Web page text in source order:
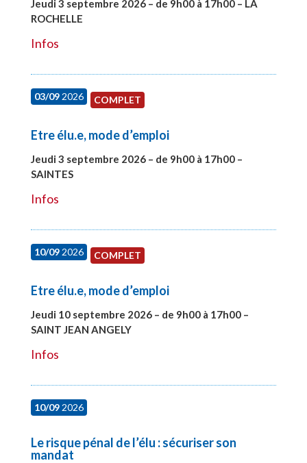
Jeudi 3 septembre 2026 – de 9h00 à 17h00 – LA
ROCHELLE
Infos
03/092026 COMPLET
Etre élu.e, mode d’emploi
Jeudi 3 septembre 2026 – de 9h00 à 17h00 –
SAINTES
Infos
10/092026 COMPLET
Etre élu.e, mode d’emploi
Jeudi 10 septembre 2026 – de 9h00 à 17h00 –
SAINT JEAN ANGELY
Infos
10/092026
Le risque pénal de l’élu : sécuriser son
mandat